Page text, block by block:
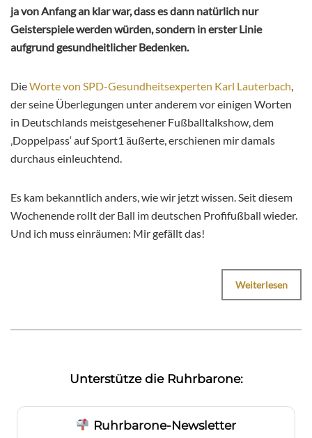
ja von Anfang an klar war, dass es dann natürlich nur
Geisterspiele werden würden, sondern in erster Linie
aufgrund gesundheitlicher Bedenken.
DieWorte von SPD-Gesundheitsexperten Karl Lauterbach,
der seine Überlegungen unter anderem vor einigen Worten
in Deutschlands meistgesehener Fußballtalkshow, dem
‚Doppelpass‘ auf Sport1 äußerte, erschienen mir damals
durchaus einleuchtend.
Es kam bekanntlich anders, wie wir jetzt wissen. Seit diesem
Wochenende rollt der Ball im deutschen Profifußball wieder.
Und ich muss einräumen: Mir gefällt das!
Weiterlesen
Unterstütze die Ruhrbarone:
Ruhrbarone-Newsletter